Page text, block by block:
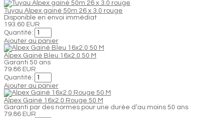
Tuyau Alpex gainé 50m 26 x 3.0 rouge
Disponible en envoi immédiat
193.60 EUR
Quantité:
Ajouter au panier
Alpex Gainé Bleu 16x2.0 50 M
Garanti 50 ans
79.86 EUR
Quantité:
Ajouter au panier
Alpex Gainé 16x2.0 Rouge 50 M
Garanti par des normes pour une durée d’au moins 50 ans
79.86 EUR